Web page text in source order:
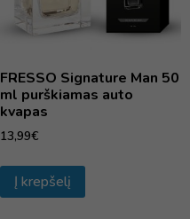
FRESSO Signature Man 50
ml purškiamas auto
kvapas
13,99€
Į krepšelį